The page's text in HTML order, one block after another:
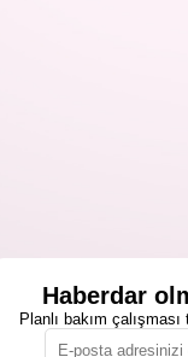
Haberdar
Planlı bakım